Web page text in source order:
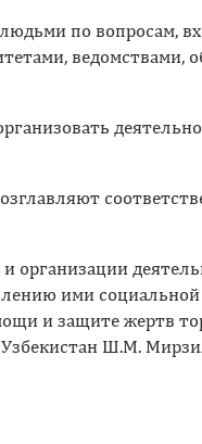
по вопросам,
ведомствами,
организации
ими
и защите жертв
Ш.М.